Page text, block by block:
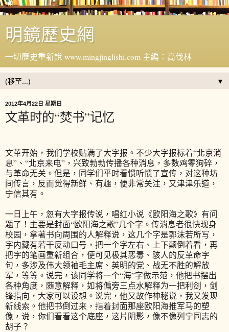
明鏡歷史網
一切歷史重新說 www.mingjinglishi.com 主編：高伐林
▼
2012年4月22日 星期日
文革时的“焚书”记忆
文革开始，我们学校贴满了大字报。不少大字报标着“北京消
息”、“北京来电”，兴致勃勃传播各种消息，多数鸡零狗碎，
与革命无关。但是，同学们平时看惯听惯了宣传，对这种坊
间传言，反而觉得新鲜、有趣，便非常关注，又津津乐道，
宁信其有。
一日上午，忽有大字报传说，唱红小说《欧阳海之歌》有问
题了！主要是封面“欧阳海之歌”几个字。传消息者很快现身
校园，拿著书向周围的人解释说，这几个字是郭沫若所写，
字内藏有若干反动口号，把一个字左右、上下颠倒着看，再
把字的笔画重新组合，便可见极其恶毒、骇人的反革命字
句，多涉及伟大领袖毛主席、英明的党、战无不胜的解放
军，等等。说完，该同学将一个“海”字做示范，他把书摆出
各种角度，随意解释，如将偏旁三点水解释为一把利剑，剑
锋指向，大家可以设想。说完，他又故作神秘说，我又发现
新线索。他把书倒过来，指着封面那座欧阳海推军马的塑
像，说，你们看看这个底座，这片阴影，像不像列宁同志的
胡子？